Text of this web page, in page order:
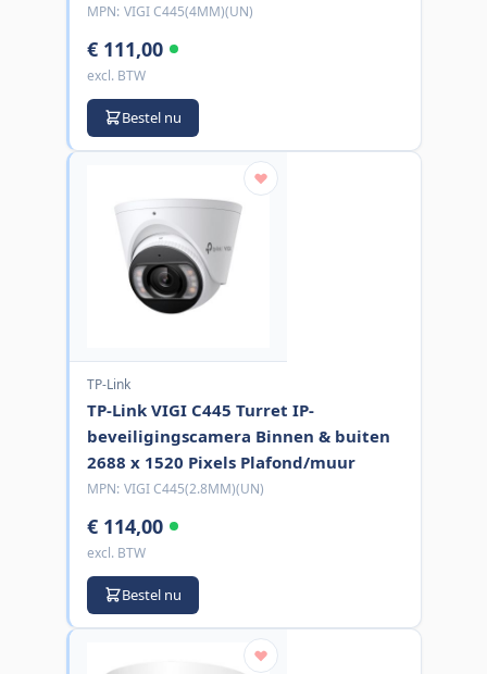
MPN: VIGI C445(4MM)(UN)
€ 111,00
excl. BTW
Bestel nu
TP-Link
TP-Link VIGI C445 Turret IP-
beveiligingscamera Binnen & buiten
2688 x 1520 Pixels Plafond/muur
MPN: VIGI C445(2.8MM)(UN)
€ 114,00
excl. BTW
Bestel nu